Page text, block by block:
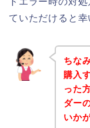
ていただけると幸
ちな
購入
った
ダー
いか